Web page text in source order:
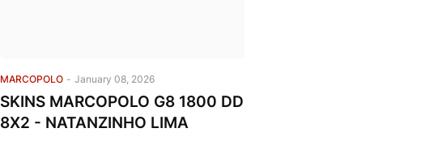
MARCOPOLO - January 08, 2026
SKINS MARCOPOLO G8 1800 DD
8X2 - NATANZINHO LIMA